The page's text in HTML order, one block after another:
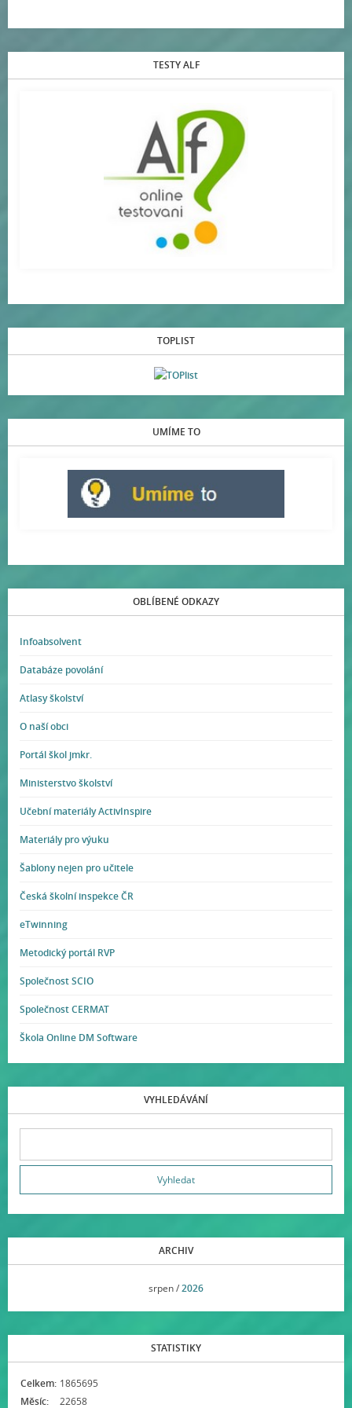
TESTY ALF
TOPLIST
UMÍME TO
OBLÍBENÉ ODKAZY
Infoabsolvent
Databáze povolání
Atlasy školství
O naší obci
Portál škol jmkr.
Ministerstvo školství
Učební materiály ActivInspire
Materiály pro výuku
Šablony nejen pro učitele
Česká školní inspekce ČR
eTwinning
Metodický portál RVP
Společnost SCIO
Společnost CERMAT
Škola Online DM Software
VYHLEDÁVÁNÍ
ARCHIV
srpen /2026
STATISTIKY
Celkem: 1865695
Měsíc:
22658